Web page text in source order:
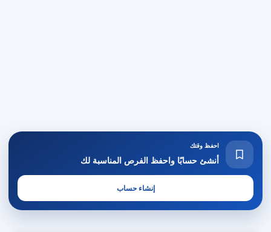
احفظ وقتك
أنشئ حسابًا واحفظ الفرص المناسبة لك
إنشاء حساب